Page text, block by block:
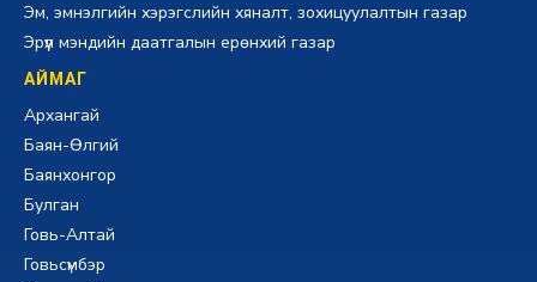
Эм, эмнэлгийн хэрэгслийн хяналт, зохицуулалтын газар
Эрүүл мэндийн даатгалын ерөнхий газар
АЙМАГ
Архангай
Баян-Өлгий
Баянхонгор
Булган
Говь-Алтай
Говьсүмбэр